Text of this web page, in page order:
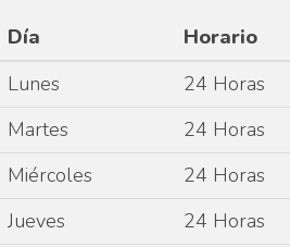
Día
Horario
Lunes
24 Horas
Martes
24 Horas
Miércoles
24 Horas
Jueves
24 Horas